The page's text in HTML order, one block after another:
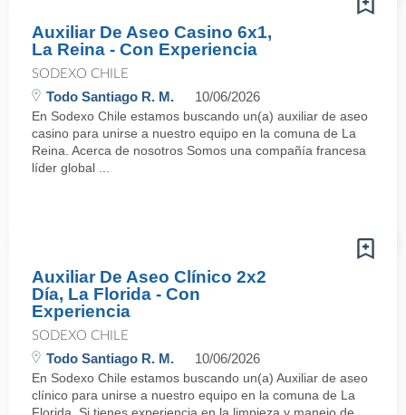
Auxiliar De Aseo Casino 6x1,
La Reina - Con Experiencia
SODEXO CHILE
Todo Santiago R. M. 10/06/2026
En Sodexo Chile estamos buscando un(a) auxiliar de aseo
casino para unirse a nuestro equipo en la comuna de La
Reina. Acerca de nosotros Somos una compañía francesa
líder global ...
Auxiliar De Aseo Clínico 2x2
Día, La Florida - Con
Experiencia
SODEXO CHILE
Todo Santiago R. M. 10/06/2026
En Sodexo Chile estamos buscando un(a) Auxiliar de aseo
clínico para unirse a nuestro equipo en la comuna de La